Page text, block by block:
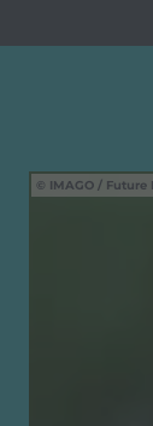
IMAGO / Future